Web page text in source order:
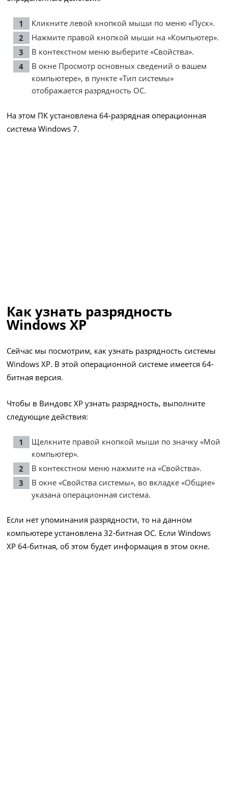
Кликните левой кнопкой мыши по меню «Пуск».
Нажмите правой кнопкой мыши на «Компьютер».
В контекстном меню выберите «Свойства».
В окне Просмотр основных сведений о вашем
компьютере», в пункте «Тип системы»
отображается разрядность ОС.
На этом ПК установлена 64-разрядная операционная
система Windows 7.
Как узнать разрядность
Windows XP
Сейчас мы посмотрим, как узнать разрядность системы
Windows XP. В этой операционной системе имеется 64-
битная версия.
Чтобы в Виндовс ХР узнать разрядность, выполните
следующие действия:
Щелкните правой кнопкой мыши по значку «Мой
компьютер».
В контекстном меню нажмите на «Свойства».
В окне «Свойства системы», во вкладке «Общие»
указана операционная система.
Если нет упоминания разрядности, то на данном
компьютере установлена 32-битная ОС. Если Windows
XP 64-битная, об этом будет информация в этом окне.